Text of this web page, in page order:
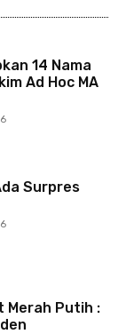
14 Nama
Ad Hoc MA
Surpres
Merah Putih :